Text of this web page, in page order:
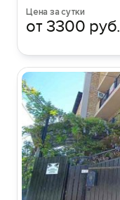
Цена за сутки
от 3300 руб.